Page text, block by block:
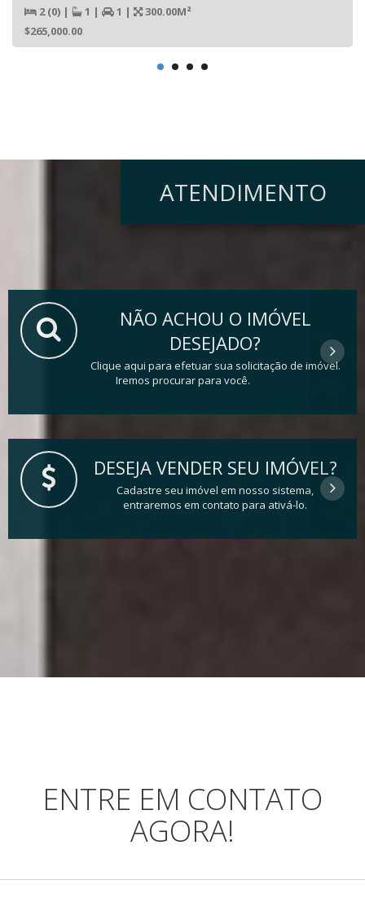
2 (0) | 1 | 1 |
300.00M²
$265,000.00
ATENDIMENTO
NÃO ACHOU O IMÓVEL
DESEJADO?
Clique aqui para efetuar sua solicitação de imóvel.
Iremos procurar para você.
DESEJA VENDER SEU IMÓVEL?
Cadastre seu imóvel em nosso sistema,
entraremos em contato para ativá-lo.
ENTRE EM CONTATO
AGORA!